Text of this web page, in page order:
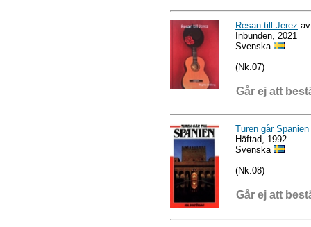
Resan till Jerez
Inbunden, 2021
Svenska
(Nk.07)
Går ej att
Turen går Spanien
Häftad, 1992
Svenska
(Nk.08)
Går ej att